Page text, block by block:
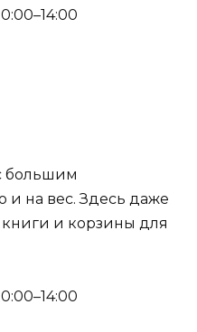
большим
и на вес. Здесь даже
и корзины для